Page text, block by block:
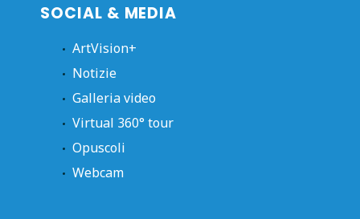
SOCIAL & MEDIA
ArtVision+
Notizie
Galleria video
Virtual 360° tour
Opuscoli
Webcam